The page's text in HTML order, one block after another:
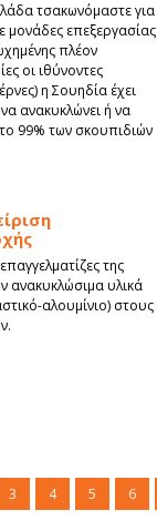
τσακωνόμαστε για
επεξεργασίας
πλέον
οι ιθύνοντες
η Σουηδία έχει
ανακυκλώνει ή να
99% των σκουπιδιών
της
ανακυκλώσιμα υλικά
αλουμίνιο) στους
3 4 5 6